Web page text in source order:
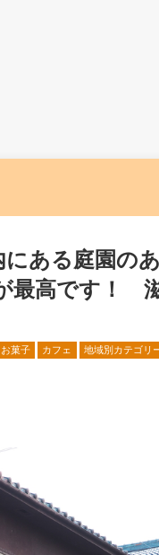
ある庭園の
最高です！
菓子 カフェ 地域別カテゴリ